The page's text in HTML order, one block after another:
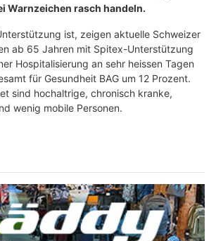
Warnzeichen rasch handeln.
ist, zeigen aktuelle Schweizer
ab 65 Jahren mit Spitex-Unterstützung
Hospitalisierung an sehr heissen Tagen
für Gesundheit BAG um 12 Prozent.
sind hochaltrige, chronisch kranke,
wenig mobile Personen.